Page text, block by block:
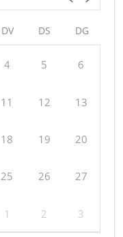
DV DS DG
4 5 6
11 12 13
18 19 20
25 26 27
1 2 3